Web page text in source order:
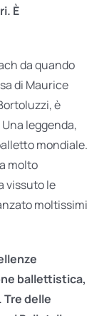
È
da quando
di Maurice
è
leggenda,
mondiale.
molto
vissuto le
moltissimi
ballettistica,
delle